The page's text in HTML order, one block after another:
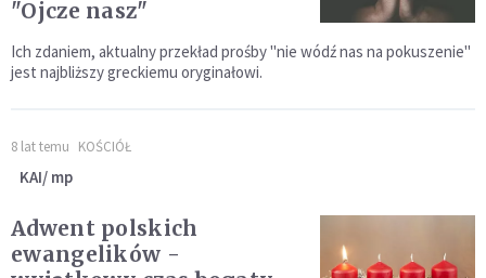
"Ojcze nasz"
Ich zdaniem, aktualny przekład prośby "nie wódź nas na pokuszenie"
jest najbliższy greckiemu oryginałowi.
8 lat temu KOŚCIÓŁ
KAI/ mp
Adwent polskich
ewangelików -